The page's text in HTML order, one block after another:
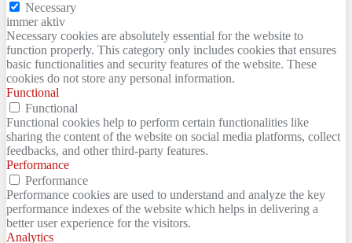
Necessary
immer aktiv
Necessary cookies are absolutely essential for the website to
function properly. This category only includes cookies that ensures
basic functionalities and security features of the website. These
cookies do not store any personal information.
Functional
Functional
Functional cookies help to perform certain functionalities like
sharing the content of the website on social media platforms, collect
feedbacks, and other third-party features.
Performance
Performance
Performance cookies are used to understand and analyze the key
performance indexes of the website which helps in delivering a
better user experience for the visitors.
Analytics